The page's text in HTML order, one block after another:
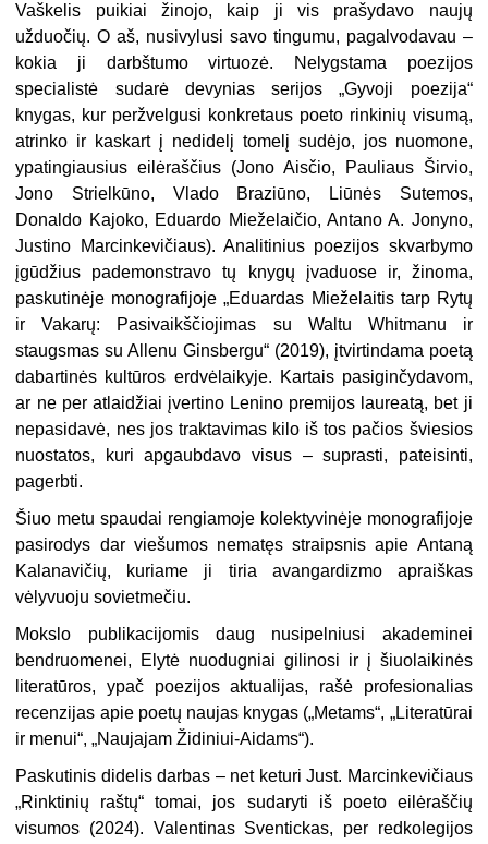
Vaškelis puikiai žinojo, kaip ji vis prašydavo naujų
užduočių. O aš, nusivylusi savo tingumu, pagalvodavau –
kokia ji darbštumo virtuozė. Nelygstama poezijos
specialistė sudarė devynias serijos „Gyvoji poezija“
knygas, kur peržvelgusi konkretaus poeto rinkinių visumą,
atrinko ir kaskart į nedidelį tomelį sudėjo, jos nuomone,
ypatingiausius eilėraščius (Jono Aisčio, Pauliaus Širvio,
Jono Strielkūno, Vlado Braziūno, Liūnės Sutemos,
Donaldo Kajoko, Eduardo Mieželaičio, Antano A. Jonyno,
Justino Marcinkevičiaus). Analitinius poezijos skvarbymo
įgūdžius pademonstravo tų knygų įvaduose ir, žinoma,
paskutinėje monografijoje „Eduardas Mieželaitis tarp Rytų
ir Vakarų: Pasivaikščiojimas su Waltu Whitmanu ir
staugsmas su Allenu Ginsbergu“ (2019), įtvirtindama poetą
dabartinės kultūros erdvėlaikyje. Kartais pasiginčydavom,
ar ne per atlaidžiai įvertino Lenino premijos laureatą, bet ji
nepasidavė, nes jos traktavimas kilo iš tos pačios šviesios
nuostatos, kuri apgaubdavo visus – suprasti, pateisinti,
pagerbti.
Šiuo metu spaudai rengiamoje kolektyvinėje monografijoje
pasirodys dar viešumos nematęs straipsnis apie Antaną
Kalanavičių, kuriame ji tiria avangardizmo apraiškas
vėlyvuoju sovietmečiu.
Mokslo publikacijomis daug nusipelniusi akademinei
bendruomenei, Elytė nuodugniai gilinosi ir į šiuolaikinės
literatūros, ypač poezijos aktualijas, rašė profesionalias
recenzijas apie poetų naujas knygas („Metams“, „Literatūrai
ir menui“, „Naujajam Židiniui-Aidams“).
Paskutinis didelis darbas – net keturi Just. Marcinkevičiaus
„Rinktinių raštų“ tomai, jos sudaryti iš poeto eilėraščių
visumos (2024). Valentinas Sventickas, per redkolegijos